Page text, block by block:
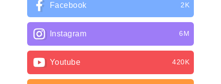
Facebook 2K
Instagram 6M
Youtube 420K